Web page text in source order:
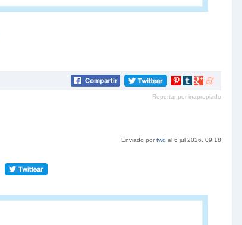
Compartir
Pinterest
Compartir
tumblr
Compartir
Google+
Compartir
meneame
Reportar por inapropiado
Enviado portwd el 6 jul 2026, 09:18